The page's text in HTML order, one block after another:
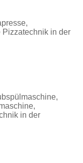
Pizzatechnik in der
in der